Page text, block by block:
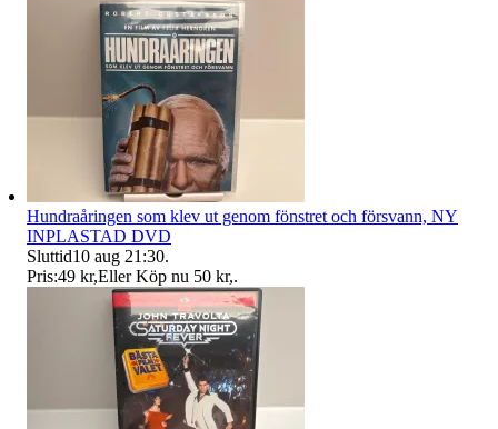
Hundraåringen som klev ut genom fönstret och försvann, NY
INPLASTAD DVD
Sluttid10 aug 21:30.
Pris:49 kr,Eller Köp nu 50 kr,.